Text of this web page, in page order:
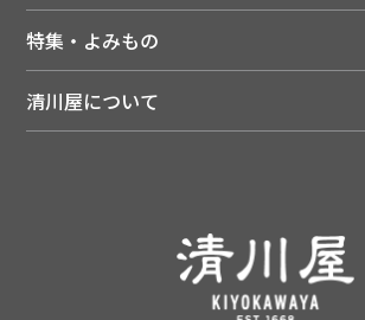
送料について
配達日について
返品について
よくあるご質問（FAQ）
あんしんの品質保証について（産直品）
店舗・ECポイント共通アプリ
LINEお友だち登録
会員特典について
注文履歴
特集・よみもの
メディア掲載商品
清川屋のレビューを見る
清川屋について